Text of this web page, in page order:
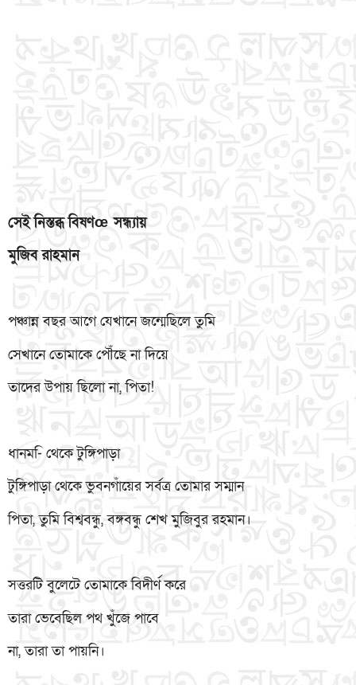
সেই নিস্তব্ধ বিষণœসন্ধ্যায়
মুজিব রাহমান
পঞ্চান্ন বছর আগে যেখানে জন্মেছিলে তুমি
সেখানে তোমাকে পৌঁছে না দিয়ে
তাদের উপায় ছিলো না, পিতা!
ধানম-ি থেকে টুঙ্গিপাড়া
টুঙ্গিপাড়া থেকে ভুবনগাঁয়ের সর্বত্র তোমার সম্মান
পিতা, তুমি বিশ্ববন্ধু, বঙ্গবন্ধু শেখ মুজিবুর রহমান।
সত্তরটি বুলেটে তোমাকে বিদীর্ণ করে
তারা ভেবেছিল পথ খুঁজে পাবে
না, তারা তা পায়নি।